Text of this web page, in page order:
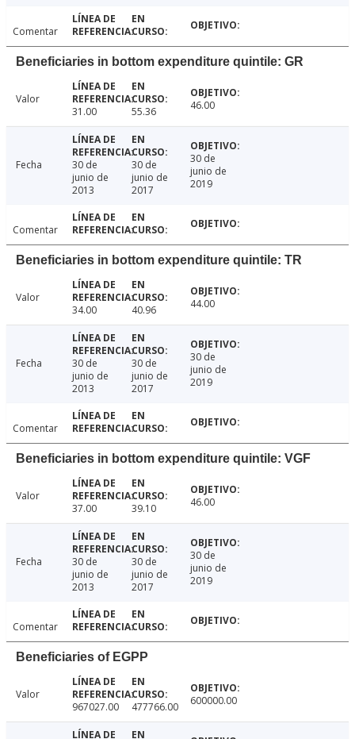
Comentar
Beneficiaries in bottom expenditure quintile: GR
Valor
31.00
55.36 46.00
Fecha
30 de
junio de
2013
30 de
junio de
2017
30 de
junio de
2019
Comentar
Beneficiaries in bottom expenditure quintile: TR
Valor
34.00
40.96 44.00
Fecha
30 de
junio de
2013
30 de
junio de
2017
30 de
junio de
2019
Comentar
Beneficiaries in bottom expenditure quintile: VGF
Valor
37.00
39.10 46.00
Fecha
30 de
junio de
2013
30 de
junio de
2017
30 de
junio de
2019
Comentar
Beneficiaries of EGPP
Valor
967027.00
477766.00 600000.00